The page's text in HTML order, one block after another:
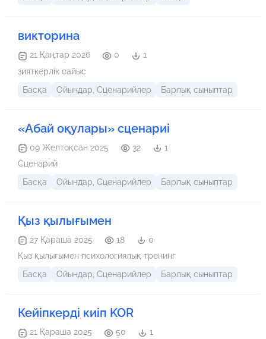
викторина
21 Қаңтар 2026 0
1
зияткерлік сайыс
Басқа
Ойындар, Сценарийлер Барлық сыныптар
«Абай оқулары» сценариі
09 Желтоқсан 2025 32
1
Сценарий
Басқа
Ойындар, Сценарийлер Барлық сыныптар
Қыз қылығымен
27 Қараша 2025 18
0
Қыз қылығымен психологиялық тренинг
Басқа
Ойындар, Сценарийлер Барлық сыныптар
Кейіпкерді киіп KOR
21 Қараша 2025 50
1